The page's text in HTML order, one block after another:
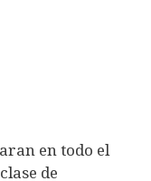
en todo el
de